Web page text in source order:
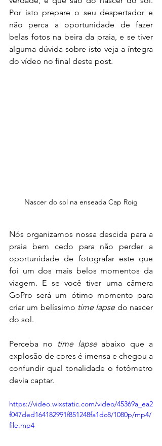
Por isto prepare o seu despertador e
não perca a oportunidade de fazer
belas fotos na beira da praia, e se tiver
alguma dúvida sobre isto veja a íntegra
do vídeo no final deste post.
Nascer do sol na enseada Cap Roig
Nós organizamos nossa descida para a
praia bem cedo para não perder a
oportunidade de fotografar este que
foi um dos mais belos momentos da
viagem. E se você tiver uma câmera
GoPro será um ótimo momento para
criar um belíssimo time lapse do nascer
do sol.
Perceba no time lapse abaixo que a
explosão de cores é imensa e chegou a
confundir qual tonalidade o fotômetro
devia captar.
https://video.wixstatic.com/video/45369a_ea2
f047ded164182991f851248fa1dc8/1080p/mp4/
file.mp4